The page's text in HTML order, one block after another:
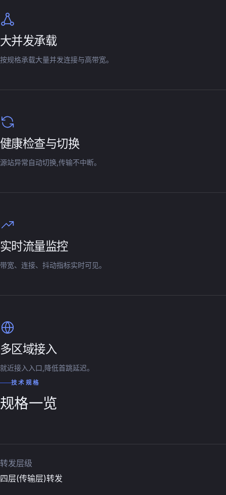
大并发承载
按规格承载大量并发连接与高带宽。
健康检查与切换
源站异常自动切换,传输不中断。
实时流量监控
带宽、连接、抖动指标实时可见。
多区域接入
就近接入入口,降低首跳延迟。
技术规格
规格一览
转发层级
四层(传输层)转发